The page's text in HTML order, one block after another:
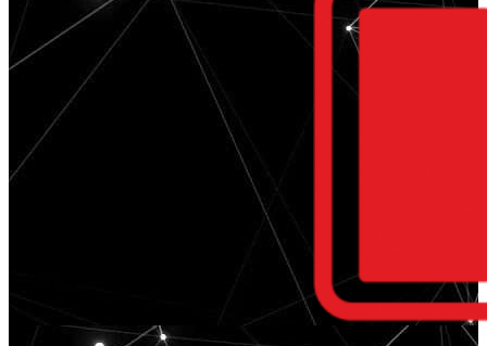
навигации
содержимому